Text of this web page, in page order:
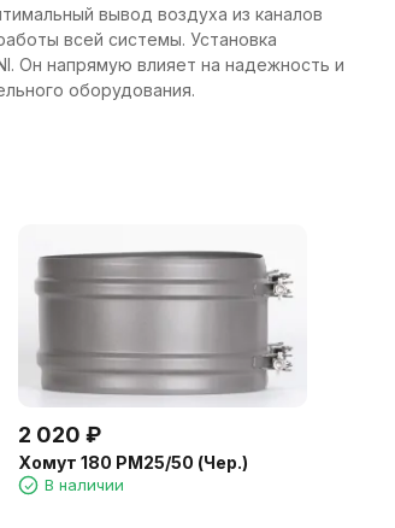
вывод воздуха из каналов
всей системы. Установка
Он напрямую влияет на надежность и
оборудования.
2 020 ₽
Хомут 180 РМ25/50 (Чер.)
В наличии